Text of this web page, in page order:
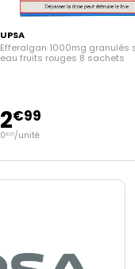
UPSA
Efferalgan 1000mg granulés
eau fruits rouges 8 sachets
2€99
0€37/unité